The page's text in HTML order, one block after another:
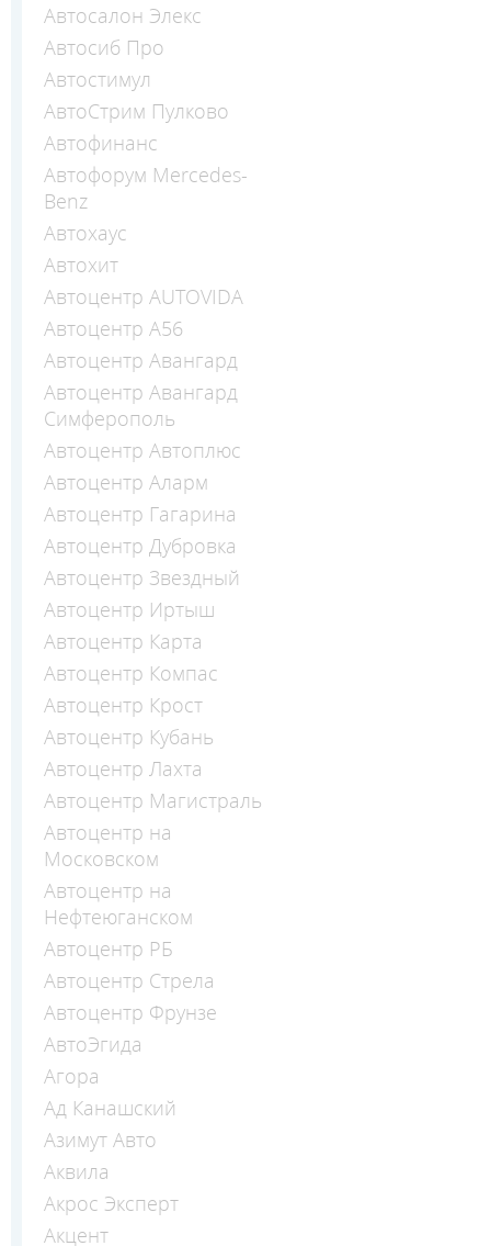
Автосалон Элекс
Автосиб Про
Автостимул
АвтоСтрим Пулково
Автофинанс
Автофорум Mercedes-
Benz
Автохаус
Автохит
Автоцентр AUTOVIDA
Автоцентр А56
Автоцентр Авангард
Автоцентр Авангард
Симферополь
Автоцентр Автоплюс
Автоцентр Аларм
Автоцентр Гагарина
Автоцентр Дубровка
Автоцентр Звездный
Автоцентр Иртыш
Автоцентр Карта
Автоцентр Компас
Автоцентр Крост
Автоцентр Кубань
Автоцентр Лахта
Автоцентр Магистраль
Автоцентр на
Московском
Автоцентр на
Нефтеюганском
Автоцентр РБ
Автоцентр Стрела
Автоцентр Фрунзе
АвтоЭгида
Агора
Ад Канашский
Азимут Авто
Аквила
Акрос Эксперт
Акцент